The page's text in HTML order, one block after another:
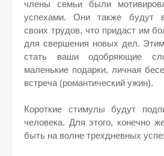
члены семьи были
успехами. Они также будут
своих трудов, что придаст им
для свершения новых дел.
стать ваши одобряющие
маленькие подарки, личная
встреча (романтический ужин).
Короткие стимулы будут
человека. Для этого, конечно
быть на волне трехдневных